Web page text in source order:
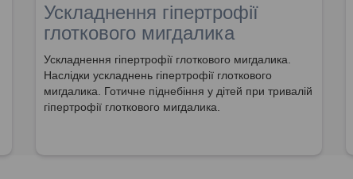
Ускладнення гіпертрофії
глоткового мигдалика
Ускладнення гіпертрофії глоткового мигдалика.
Наслідки ускладнень гіпертрофії глоткового
мигдалика. Готичне піднебіння у дітей при тривалій
гіпертрофії глоткового мигдалика.